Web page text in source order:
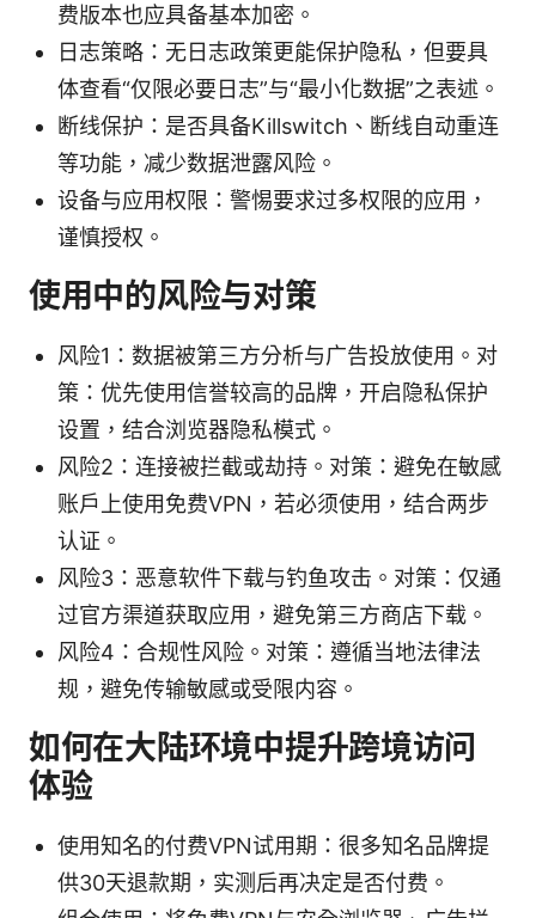
费版本也应具备基本加密。
日志策略：无日志政策更能保护隐私，但要具
体查看“仅限必要日志”与“最小化数据”之表述。
断线保护：是否具备Killswitch、断线自动重连
等功能，减少数据泄露风险。
设备与应用权限：警惕要求过多权限的应用，
谨慎授权。
使用中的风险与对策
风险1：数据被第三方分析与广告投放使用。对
策：优先使用信誉较高的品牌，开启隐私保护
设置，结合浏览器隐私模式。
风险2：连接被拦截或劫持。对策：避免在敏感
账户上使用免费VPN，若必须使用，结合两步
认证。
风险3：恶意软件下载与钓鱼攻击。对策：仅通
过官方渠道获取应用，避免第三方商店下载。
风险4：合规性风险。对策：遵循当地法律法
规，避免传输敏感或受限内容。
如何在大陆环境中提升跨境访问
体验
使用知名的付费VPN试用期：很多知名品牌提
供30天退款期，实测后再决定是否付费。